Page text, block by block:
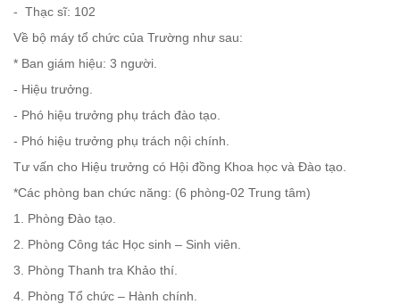
- Thạc sĩ: 102
Về bộ máy tổ chức của Trường như sau:
* Ban giám hiệu: 3 người.
- Hiệu trưởng.
- Phó hiệu trưởng phụ trách đào tạo.
- Phó hiệu trưởng phụ trách nội chính.
Tư vấn cho Hiệu trưởng có Hội đồng Khoa học và Đào tạo.
*Các phòng ban chức năng: (6 phòng-02 Trung tâm)
1. Phòng Đào tạo.
2. Phòng Công tác Học sinh – Sinh viên.
3. Phòng Thanh tra Khảo thí.
4. Phòng Tổ chức – Hành chính.